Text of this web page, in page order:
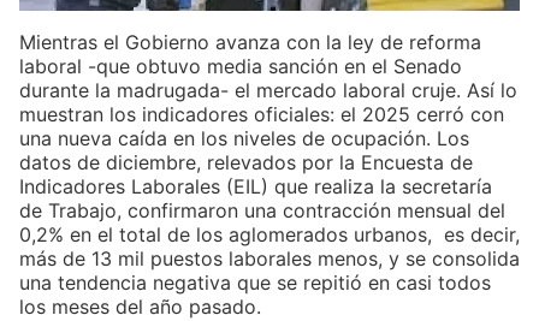
Mientras el Gobierno avanza con la ley de reforma
laboral -que obtuvo media sanción en el Senado
durante la madrugada- el mercado laboral cruje. Así lo
muestran los indicadores oficiales: el 2025 cerró con
una nueva caída en los niveles de ocupación. Los
datos de diciembre, relevados por la Encuesta de
Indicadores Laborales (EIL) que realiza la secretaría
de Trabajo, confirmaron una contracción mensual del
0,2% en el total de los aglomerados urbanos, es decir,
más de 13 mil puestos laborales menos, y se consolida
una tendencia negativa que se repitió en casi todos
los meses del año pasado.